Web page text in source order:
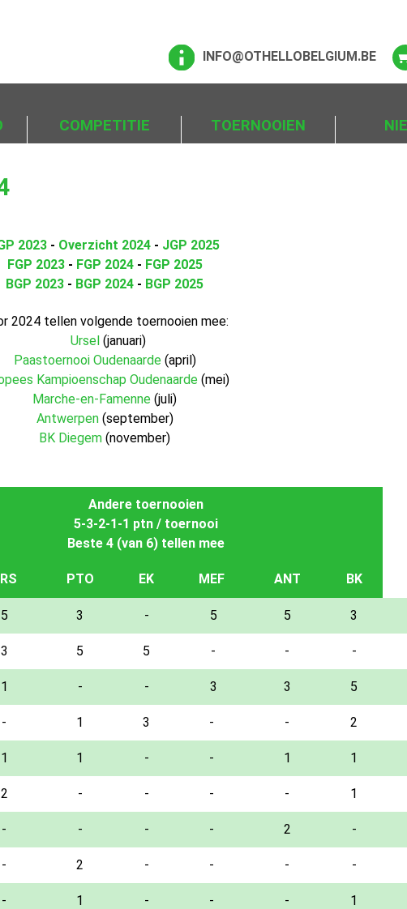
INFO@OTHELLOBELGIUM.BE
COMPETITIE TOERNOOIEN
2023 - Overzicht 2024 - JGP 2025
FGP 2023- FGP 2024- FGP 2025
BGP 2023 - BGP 2024 - BGP 2025
2024 tellen volgende toernooien mee:
Ursel(januari)
Paastoernooi Oudenaarde(april)
Kampioenschap Oudenaarde (mei)
Marche-en-Famenne (juli)
Antwerpen(september)
BK Diegem (november)
Andere toernooien
5-3-2-1-1 ptn / toernooi
Beste 4 (van 6) tellen mee
PTO EK MEF ANT BK
5 3 - 5 5 3
3 5 5 - - -
1 - - 3 3 5
- 1 3 - - 2
1 1 - - 1 1
2 - - - - 1
- - - - 2 -
- 2 - - - -
- 1 - - - 1